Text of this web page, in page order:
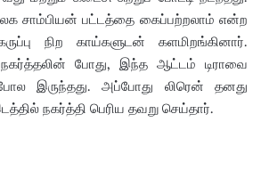
சாம்பியன் பட்டத்தை கைப்பற்றலாம் என்ற
நிற காய்களுடன் களமிறங்கினார்.
போது, இந்த ஆட்டம் டிராவை
இருந்தது. அப்போது லிரென் தனது
நகர்த்தி பெரிய தவறு செய்தார்.